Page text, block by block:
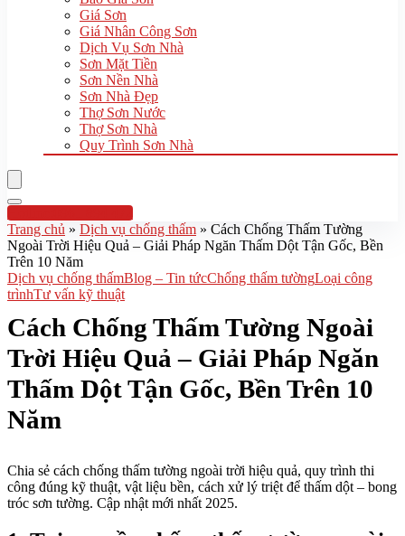
Giá Sơn
Giá Nhân Công Sơn
Dịch Vụ Sơn Nhà
Sơn Mặt Tiền
Sơn Nền Nhà
Sơn Nhà Đẹp
Thợ Sơn Nước
Thợ Sơn Nhà
Quy Trình Sơn Nhà
Hotline:0961 894 472
Trang chủ » Dịch vụ chống thấm » Cách Chống Thấm Tường
Ngoài Trời Hiệu Quả – Giải Pháp Ngăn Thấm Dột Tận Gốc, Bền
Trên 10 Năm
Dịch vụ chống thấmBlog – Tin tứcChống thấm tườngLoại công
trìnhTư vấn kỹ thuật
Cách Chống Thấm Tường Ngoài
Trời Hiệu Quả – Giải Pháp Ngăn
Thấm Dột Tận Gốc, Bền Trên 10
Năm
Chia sẻ cách chống thấm tường ngoài trời hiệu quả, quy trình thi
công đúng kỹ thuật, vật liệu bền, cách xử lý triệt để thấm dột – bong
tróc sơn tường. Cập nhật mới nhất 2025.